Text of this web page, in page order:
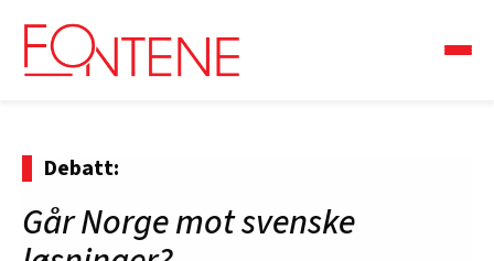
Debatt:
Går Norge mot svenske